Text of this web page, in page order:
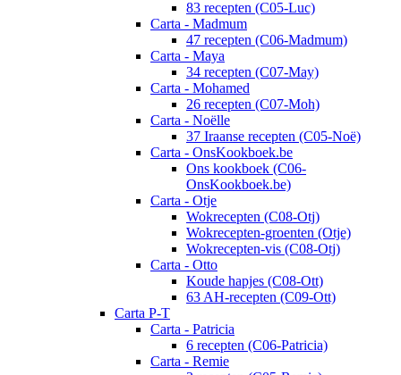
83 recepten (C05-Luc)
Carta - Madmum
47 recepten (C06-Madmum)
Carta - Maya
34 recepten (C07-May)
Carta - Mohamed
26 recepten (C07-Moh)
Carta - Noëlle
37 Iraanse recepten (C05-Noë)
Carta - OnsKookboek.be
Ons kookboek (C06-
OnsKookboek.be)
Carta - Otje
Wokrecepten (C08-Otj)
Wokrecepten-groenten (Otje)
Wokrecepten-vis (C08-Otj)
Carta - Otto
Koude hapjes (C08-Ott)
63 AH-recepten (C09-Ott)
Carta P-T
Carta - Patricia
6 recepten (C06-Patricia)
Carta - Remie